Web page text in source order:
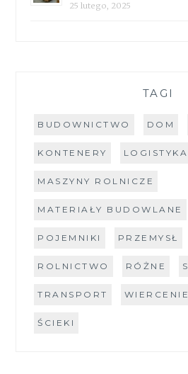
25 lutego, 2025
TAGI
BUDOWNICTWO DOM
KONTENERY LOGISTYKA
MASZYNY ROLNICZE
MATERIAŁY BUDOWLANE
POJEMNIKI PRZEMYSŁ
ROLNICTWO RÓŻNE
TRANSPORT WIERCENIE
ŚCIEKI